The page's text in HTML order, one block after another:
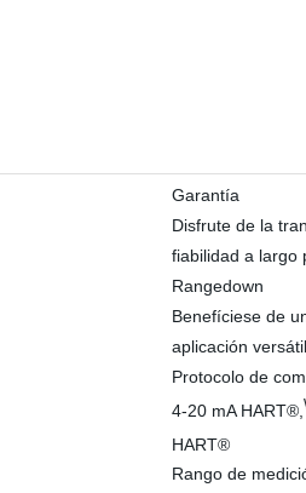
Garantía
Disfrute de la
fiabilidad a largo
Rangedown
Benefíciese de
aplicación
Protocolo de
4-20 mA HART®,
HART®
Rango de